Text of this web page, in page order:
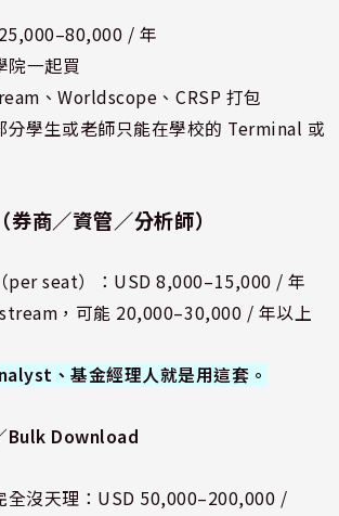
/ 年
一起買
、Worldscope、CRSP 打包
分學生或老師只能在學校的 Terminal 或
商／資管／分析師）
seat）：USD 8,000–15,000 / 年
，可能 20,000–30,000 / 年以上
、基金經理人就是用這套。
Bulk Download
全沒天理：USD 50,000–200,000 /